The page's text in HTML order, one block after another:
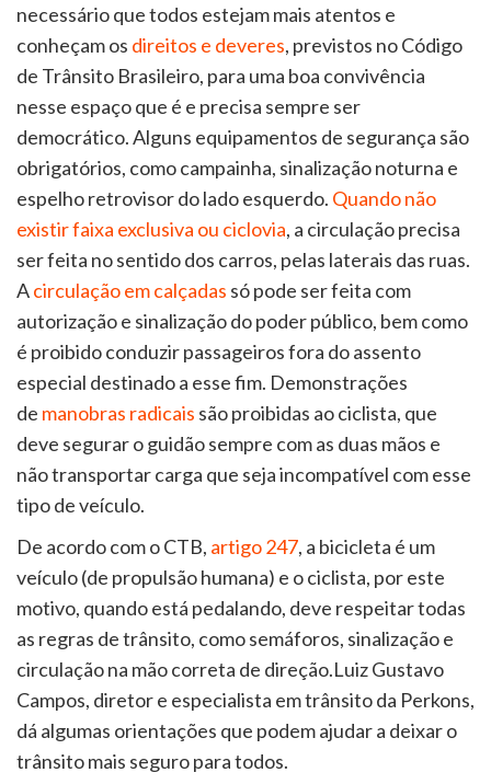
necessário que todos estejam mais atentos e
conheçam os direitos e deveres, previstos no Código
de Trânsito Brasileiro, para uma boa convivência
nesse espaço que é e precisa sempre ser
democrático. Alguns equipamentos de segurança são
obrigatórios, como campainha, sinalização noturna e
espelho retrovisor do lado esquerdo. Quando não
existir faixa exclusiva ou ciclovia, a circulação precisa
ser feita no sentido dos carros, pelas laterais das ruas.
Acirculação em calçadas só pode ser feita com
autorização e sinalização do poder público, bem como
é proibido conduzir passageiros fora do assento
especial destinado a esse fim. Demonstrações
de manobras radicais são proibidas ao ciclista, que
deve segurar o guidão sempre com as duas mãos e
não transportar carga que seja incompatível com esse
tipo de veículo.
De acordo com o CTB, artigo 247, a bicicleta é um
veículo (de propulsão humana) e o ciclista, por este
motivo, quando está pedalando, deve respeitar todas
as regras de trânsito, como semáforos, sinalização e
circulação na mão correta de direção.Luiz Gustavo
Campos, diretor e especialista em trânsito da Perkons,
dá algumas orientações que podem ajudar a deixar o
trânsito mais seguro para todos.